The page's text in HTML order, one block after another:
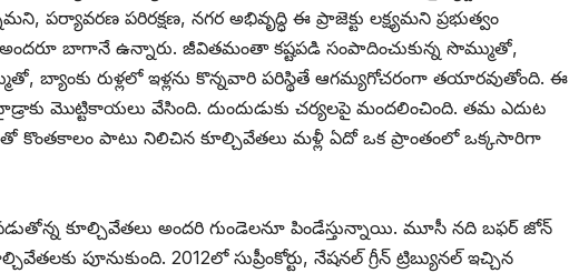
పర్యావరణ పరిరక్షణ, నగర అభివృద్ధి ఈ ప్రాజెక్టు లక్ష్యమని ప్రభుత్వం
అందరూ బాగానే ఉన్నారు. జీవితమంతా కష్టపడి సంపాదించుకున్న సొమ్ముతో,
బ్యాంకు రుళ్లలో ఇళ్లను కొన్నవారి పరిస్థితే ఆగమ్యగోచరంగా తయారవుతోంది. ఈ
మొట్టికాయలు వేసింది. దుందుడుకు చర్యలపై మందలించింది. తమ ఎదుట
పాటు నిలిచిన కూల్చివేతలు మళ్లీ ఏదో ఒక ప్రాంతంలో ఒక్కసారిగా
కూల్చివేతలు అందరి గుండెలనూ పిండేస్తున్నాయి. మూసీ నది బఫర్‌ ‌జోన్‌
పూనుకుంది. 2012లో సుప్రీంకోర్టు, నేషనల్‌ ‌గ్రీన్‌ ‌ట్రిబ్యునల్‌ ఇచ్చిన